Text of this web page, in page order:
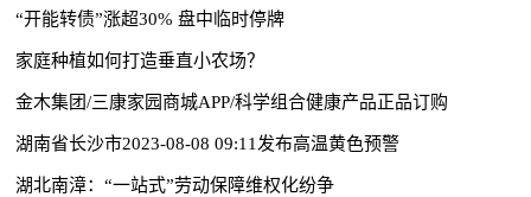
“开能转债”涨超30% 盘中临时停牌
家庭种植如何打造垂直小农场？
金木集团/三康家园商城APP/科学组合健康产品正品订购
湖南省长沙市2023-08-08 09:11发布高温黄色预警
湖北南漳：“一站式”劳动保障维权化纷争